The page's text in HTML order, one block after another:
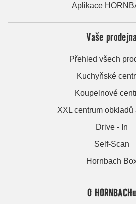
Aplikace
Vaše prodejna
Přehled všech
Kuchyňské
Koupelnové
XXL centrum obkladů
Drive - In
Self-Scan
Hornbach
O HORNBACHu